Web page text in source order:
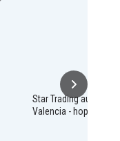
Star Trading
Valencia - hopea